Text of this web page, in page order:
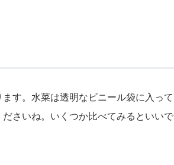
す。水菜は透明なビニール袋に入って
さいね。いくつか比べてみるといいで